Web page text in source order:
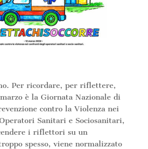
Per ricordare, per riflettere,
è la Giornata Nazionale di
contro la Violenza nei
Sanitari e Sociosanitari,
i riflettori su un
spesso, viene normalizzato